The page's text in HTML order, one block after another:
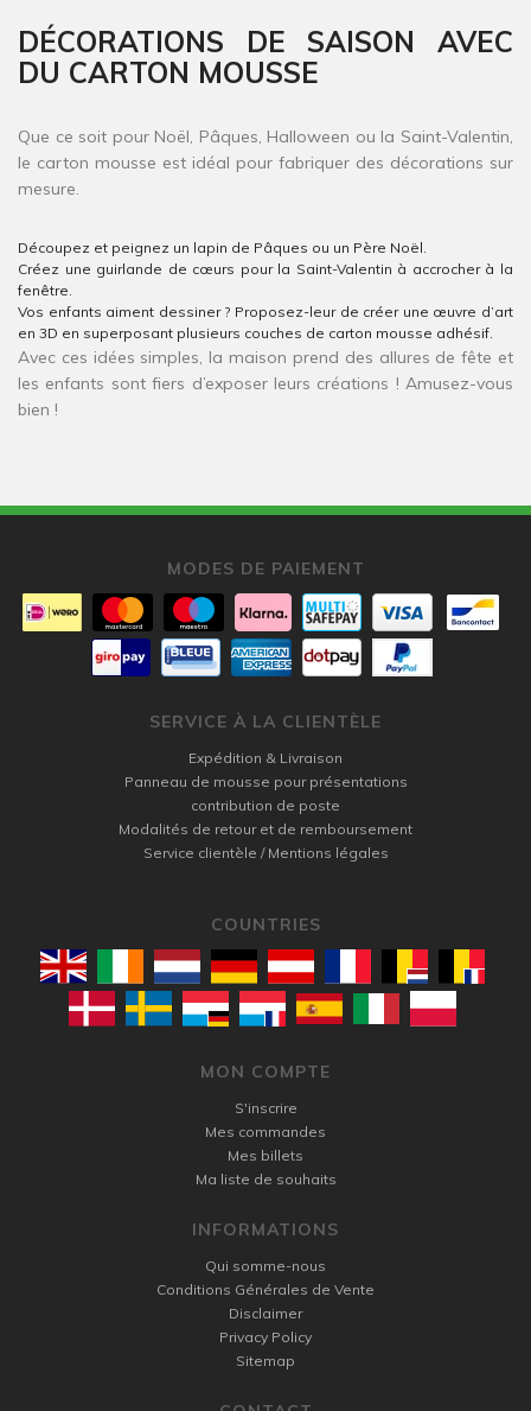
DÉCORATIONS DE SAISON AVEC
DU CARTON MOUSSE
Que ce soit pour Noël, Pâques, Halloween ou la Saint-Valentin,
le carton mousse est idéal pour fabriquer des décorations sur
mesure.
Découpez et peignez un lapin de Pâques ou un Père Noël.
Créez une guirlande de cœurs pour la Saint-Valentin à accrocher à la
fenêtre.
Vos enfants aiment dessiner ? Proposez-leur de créer une œuvre d’art
en 3D en superposant plusieurs couches de carton mousse adhésif.
Avec ces idées simples, la maison prend des allures de fête et
les enfants sont fiers d’exposer leurs créations ! Amusez-vous
bien !
MODES DE PAIEMENT
SERVICE À LA CLIENTÈLE
Expédition & Livraison
Panneau de mousse pour présentations
contribution de poste
Modalités de retour et de remboursement
Service clientèle / Mentions légales
COUNTRIES
MON COMPTE
S'inscrire
Mes commandes
Mes billets
Ma liste de souhaits
INFORMATIONS
Qui somme-nous
Conditions Générales de Vente
Disclaimer
Privacy Policy
Sitemap